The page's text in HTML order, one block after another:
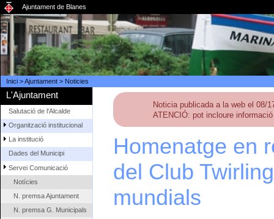
Ajuntament de Blanes
Inici>Ajuntament> Noticies
L'Ajuntament
Salutació de l'Alcalde
Organització institucional
La institució
Dades del Municipi
Servei Comunicació
Notícies
N. premsa Ajuntament
N. premsa G. Municipals
Noticia publicada a la web el 08/
ATENCIÓ: pot incloure
Homenatge en
del Club
mundials